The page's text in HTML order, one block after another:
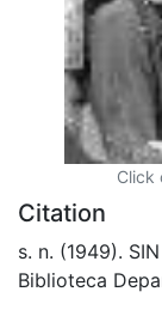
Click
Citation
s. n. (1949).
Biblioteca